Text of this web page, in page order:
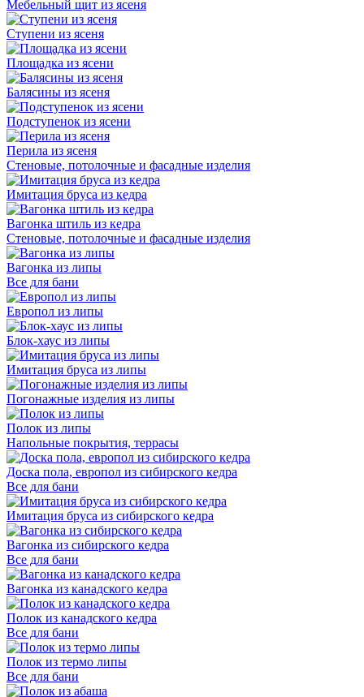
Мебельный щит из ясеня
Ступени из ясеня
Площадка из ясени
Балясины из ясеня
Подступенок из ясени
Перила из ясеня
Стеновые, потолочные и фасадные изделия
Имитация бруса из кедра
Вагонка штиль из кедра
Стеновые, потолочные и фасадные изделия
Вагонка из липы
Все для бани
Европол из липы
Блок-хаус из липы
Имитация бруса из липы
Погонажные изделия из липы
Полок из липы
Напольные покрытия, террасы
Доска пола, европол из сибирского кедра
Все для бани
Имитация бруса из сибирского кедра
Вагонка из сибирского кедра
Все для бани
Вагонка из канадского кедра
Полок из канадского кедра
Все для бани
Полок из термо липы
Все для бани